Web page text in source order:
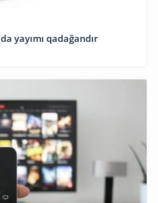
yayımı qadağandır